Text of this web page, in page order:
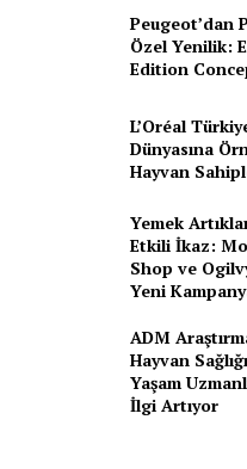
Peugeot’dan
Özel Yenilik:
Edition
L’Oréal
Dünyasına
Hayvan
Yemek
Etkili İkaz:
Shop ve
Yeni
ADM
Hayvan
Yaşam
İlgi Artıyor